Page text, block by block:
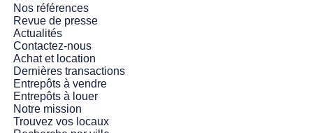
Nos références
Revue de presse
Actualités
Contactez-nous
Achat et location
Dernières transactions
Entrepôts à vendre
Entrepôts à louer
Notre mission
Trouvez vos locaux